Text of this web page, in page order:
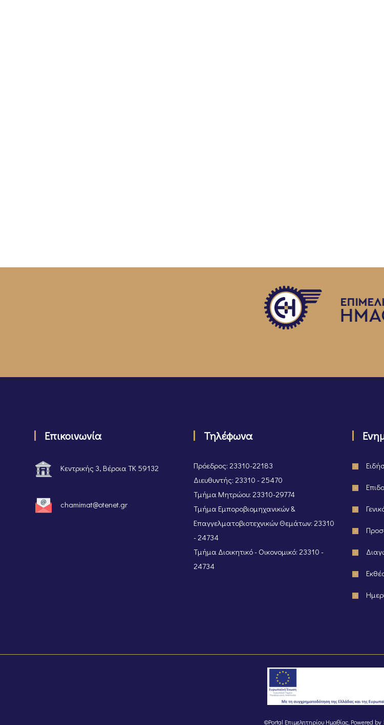
Επικοινωνία
Κεντρικής 3, Βέροια ΤΚ 59132
chamimat@otenet.gr
Τηλέφωνα
Πρόεδρος: 23310-22183
Διευθυντής: 23310 - 25470
Τμήμα Μητρώου: 23310-29774
Τμήμα Εμποροβιομηχανικών &
Επαγγελματοβιοτεχνικών Θεμάτων: 23310
- 24734
Τμήμα Διοικητικό - Οικονομικό: 23310 -
24734
©Portal Επιμελητηρίου Ημαθίας, Powered by